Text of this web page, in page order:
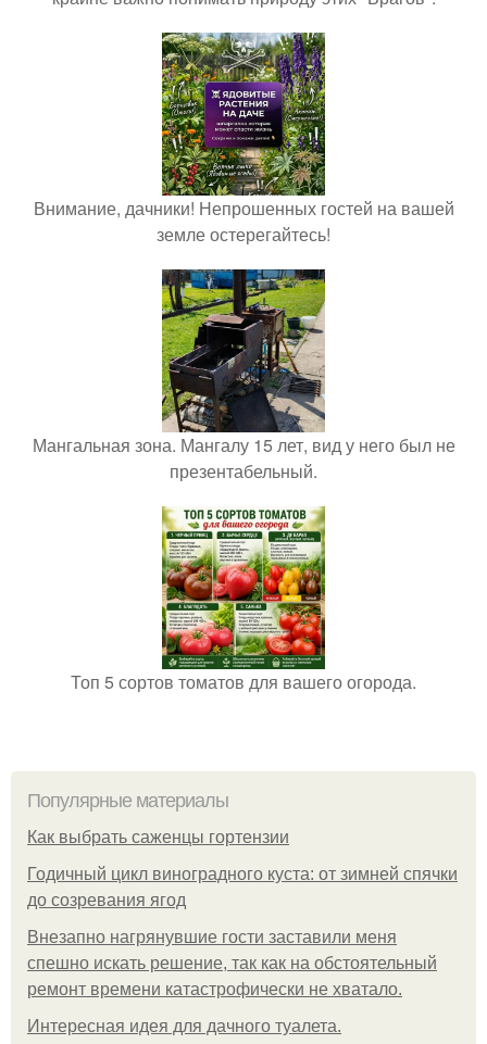
Внимание, дачники! Непрошенных гостей на вашей
земле остерегайтесь!
Мангальная зона. Мангалу 15 лет, вид у него был не
презентабельный.
Топ 5 сортов томатов для вашего огорода.
Популярные материалы
Как выбрать саженцы гортензии
Годичный цикл виноградного куста: от зимней спячки
до созревания ягод
Внезапно нагрянувшие гости заставили меня
спешно искать решение, так как на обстоятельный
ремонт времени катастрофически не хватало.
Интересная идея для дачного туалета.